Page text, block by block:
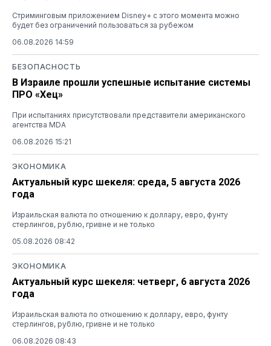
Стриминговым приложением Disney+ с этого момента можно
будет без ограничений пользоваться за рубежом
06.08.2026 14:59
БЕЗОПАСНОСТЬ
В Израиле прошли успешные испытание системы
ПРО «Хец»
При испытаниях присутствовали представители американского
агентства MDA
06.08.2026 15:21
ЭКОНОМИКА
Актуальный курс шекеля: среда, 5 августа 2026
года
Израильская валюта по отношению к доллару, евро, фунту
стерлингов, рублю, гривне и не только
05.08.2026 08:42
ЭКОНОМИКА
Актуальный курс шекеля: четверг, 6 августа 2026
года
Израильская валюта по отношению к доллару, евро, фунту
стерлингов, рублю, гривне и не только
06.08.2026 08:43